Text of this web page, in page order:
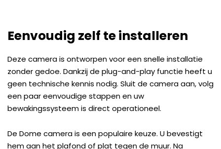
Eenvoudig zelf te installeren
Deze camera is ontworpen voor een snelle installatie
zonder gedoe. Dankzij de plug-and-play functie heeft u
geen technische kennis nodig. Sluit de camera aan, volg
een paar eenvoudige stappen en uw
bewakingssysteem is direct operationeel.
De Dome camera is een populaire keuze. U bevestigt
hem aan het plafond of plat tegen de muur. Na